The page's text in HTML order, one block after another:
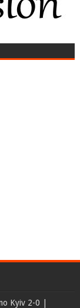
Kyiv 2-0 |